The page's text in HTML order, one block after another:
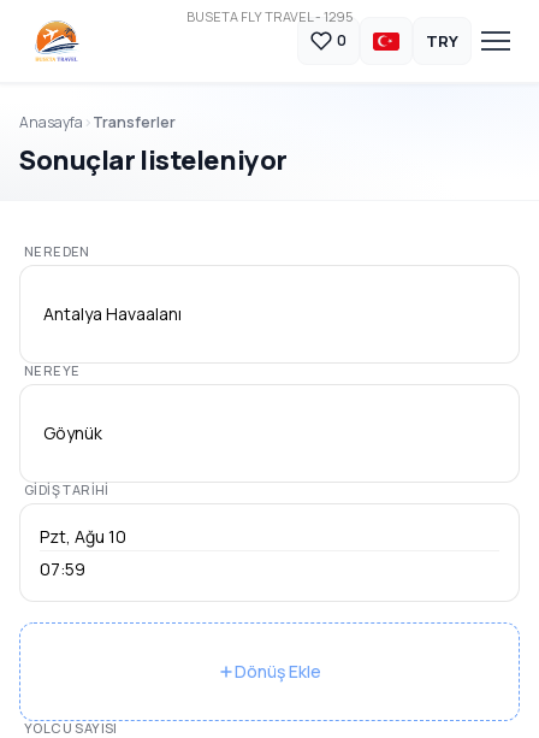
BUSETA FLY TRAVEL - 1295
0 TRY
Anasayfa Transferler
Sonuçlar listeleniyor
NEREDEN
Antalya Havaalanı
NEREYE
Göynük
GIDIŞ TARIHI
07:59
Dönüş Ekle
YOLCU SAYISI